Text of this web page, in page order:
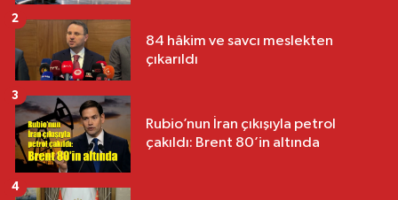
84 hâkim ve savcı meslekten
çıkarıldı
2
Rubio’nun İran çıkışıyla petrol
çakıldı: Brent 80’in altında
3
4